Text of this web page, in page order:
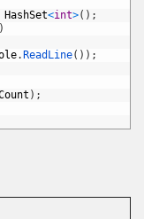
HashSet<int>( ) ;
)
. ReadLine( ) ) ;
) ;